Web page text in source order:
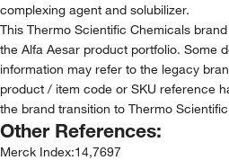
complexing agent and solubilizer.
This Thermo Scientific Chemicals
the Alfa Aesar product portfolio. Some
information may refer to the legacy
product / item code or SKU reference
the brand transition to Thermo
Other References:
Merck Index:14,7697